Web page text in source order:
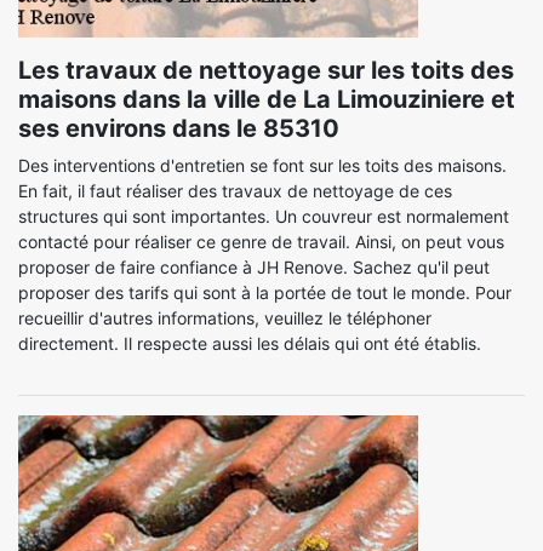
Les travaux de nettoyage sur les toits des
maisons dans la ville de La Limouziniere et
ses environs dans le 85310
Des interventions d'entretien se font sur les toits des maisons.
En fait, il faut réaliser des travaux de nettoyage de ces
structures qui sont importantes. Un couvreur est normalement
contacté pour réaliser ce genre de travail. Ainsi, on peut vous
proposer de faire confiance à JH Renove. Sachez qu'il peut
proposer des tarifs qui sont à la portée de tout le monde. Pour
recueillir d'autres informations, veuillez le téléphoner
directement. Il respecte aussi les délais qui ont été établis.